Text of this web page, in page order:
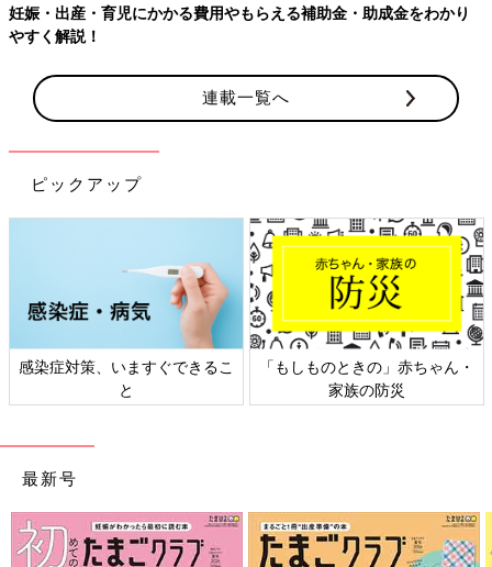
妊娠・出産・育児にかかる費用やもらえる補助金・助成金をわかり
やすく解説！
連載一覧へ
ピックアップ
感染症対策、いますぐできるこ
と
「もしものときの」赤ちゃん・
家族の防災
最新号